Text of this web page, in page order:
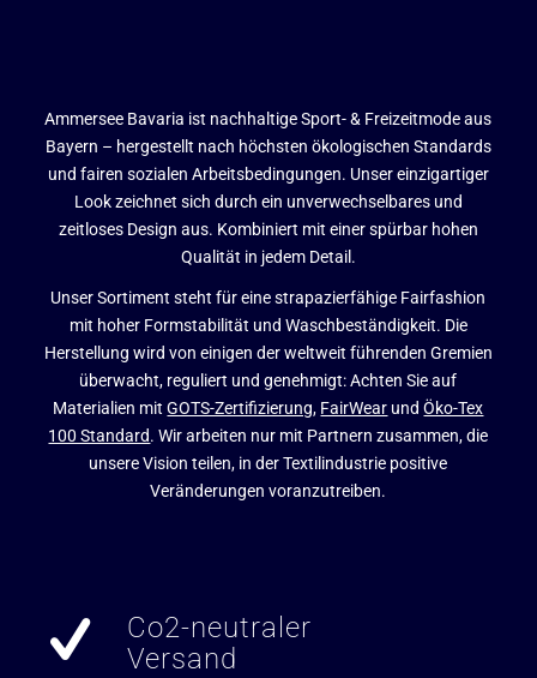
Ammersee Bavaria ist nachhaltige Sport- & Freizeitmode aus
Bayern – hergestellt nach höchsten ökologischen Standards
und fairen sozialen Arbeitsbedingungen. Unser einzigartiger
Look zeichnet sich durch ein unverwechselbares und
zeitloses Design aus. Kombiniert mit einer spürbar hohen
Qualität in jedem Detail.
Unser Sortiment steht für eine strapazierfähige Fairfashion
mit hoher Formstabilität und Waschbeständigkeit. Die
Herstellung wird von einigen der weltweit führenden Gremien
überwacht, reguliert und genehmigt: Achten Sie auf
Materialien mitGOTS-Zertifizierung, FairWear undÖko-Tex
100 Standard. Wir arbeiten nur mit Partnern zusammen, die
unsere Vision teilen, in der Textilindustrie positive
Veränderungen voranzutreiben.
Co2-neutraler
Versand